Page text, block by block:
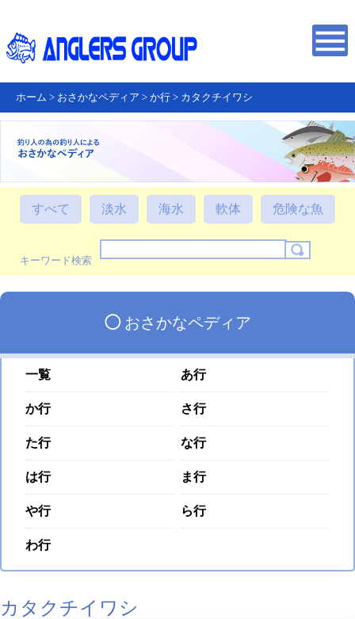
ホーム > おさかなペディア > か行 > カタクチイワシ
すべて 淡水 海水 軟体 危険な魚
キーワード検索
◯おさかなペディア
一覧 あ行
か行 さ行
た行 な行
は行 ま行
や行 ら行
わ行
カタクチイワシ